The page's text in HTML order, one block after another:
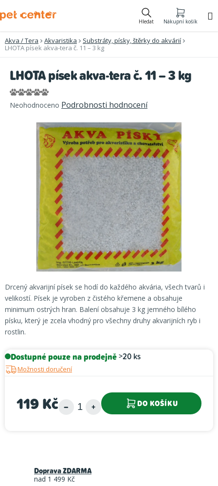
na
Hledat Nákupní košík
Akva / Tera Akvaristika
Substráty, písky, štěrky do akvárií
LHOTA písek akva-tera č. 11 – 3 kg
Drcený akvarijní písek se hodí do každého akvária, všech tvarů i
velikostí. Písek je vyroben z čistého křemene a obsahuje
minimum ostrých hran. Balení obsahuje 3 kg jemného bílého
písku, který je zcela vhodný pro všechny druhy akvarijních ryb i
rostlin.
Dostupné pouze na prodejně>20 ks
Možnosti doručení
119 Kč DO KOŠÍKU
LHOTA písek akva-tera č. 11 – 3 kg
Průměrné
hodnocení
produktu
hvězdiček.
Neohodnoceno Podrobnosti hodnocení
Doprava ZDARMA
nad 1 499 Kč